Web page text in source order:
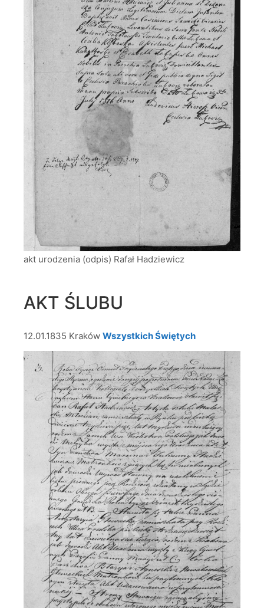
akt urodzenia (odpis) Rafał Hadziewicz
AKT ŚLUBU
12.01.1835 Kraków Wszystkich Świętych